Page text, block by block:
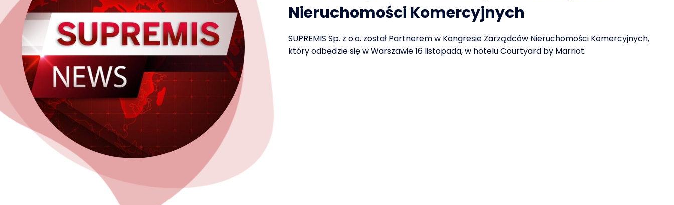
Nieruchomości Komercyjnych
SUPREMIS Sp. z o.o. został Partnerem w Kongresie Zarządców Nieruchomości Komercyjnych,
który odbędzie się w Warszawie 16 listopada, w hotelu Courtyard by Marriot.